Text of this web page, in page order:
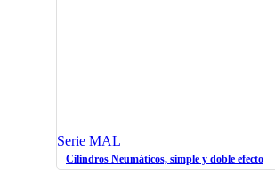
Serie MAL
Cilindros Neumáticos, simple y doble efecto